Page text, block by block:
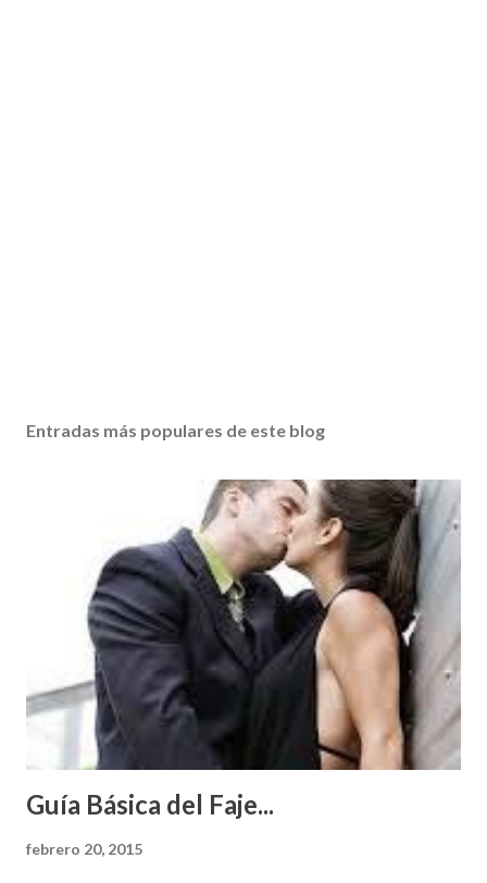
Entradas más populares de este blog
Guía Básica del Faje...
febrero 20, 2015